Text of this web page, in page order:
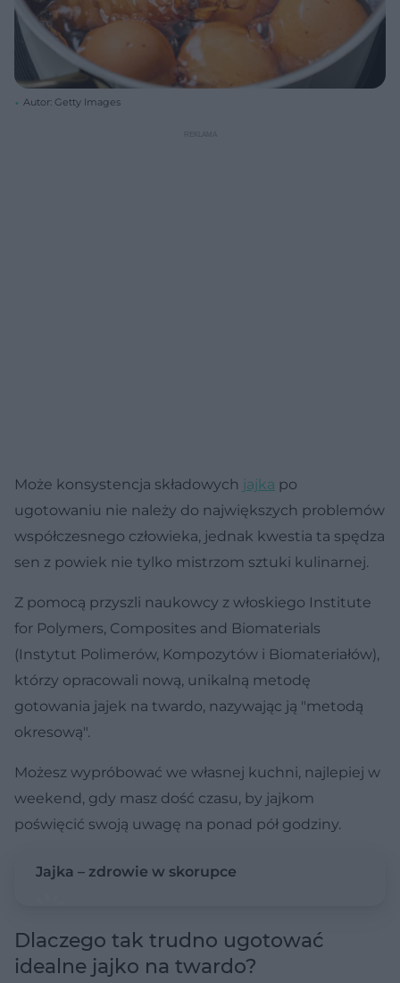
Autor: Getty Images
Może konsystencja składowych jajka po
ugotowaniu nie należy do największych problemów
współczesnego człowieka, jednak kwestia ta spędza
sen z powiek nie tylko mistrzom sztuki kulinarnej.
Z pomocą przyszli naukowcy z włoskiego Institute
for Polymers, Composites and Biomaterials
(Instytut Polimerów, Kompozytów i Biomateriałów),
którzy opracowali nową, unikalną metodę
gotowania jajek na twardo, nazywając ją "metodą
okresową".
Możesz wypróbować we własnej kuchni, najlepiej w
weekend, gdy masz dość czasu, by jajkom
poświęcić swoją uwagę na ponad pół godziny.
Jajka – zdrowie w skorupce
Dlaczego tak trudno ugotować
idealne jajko na twardo?